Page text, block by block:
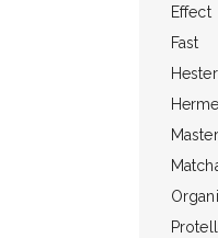
Effect
Fast